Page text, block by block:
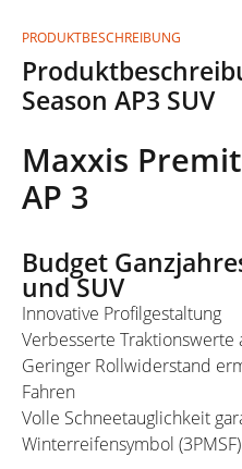
PRODUKTBESCHREIBUNG
Season AP3 SUV
Maxxis
AP 3
Budget
und SUV
Innovative Profilgestaltung
Verbesserte Traktionswerte
Geringer Rollwiderstand
Fahren
Volle Schneetauglichkeit
Winterreifensymbol